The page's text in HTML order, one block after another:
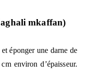
mkaffan)
éponger une darne de
environ d’épaisseur.